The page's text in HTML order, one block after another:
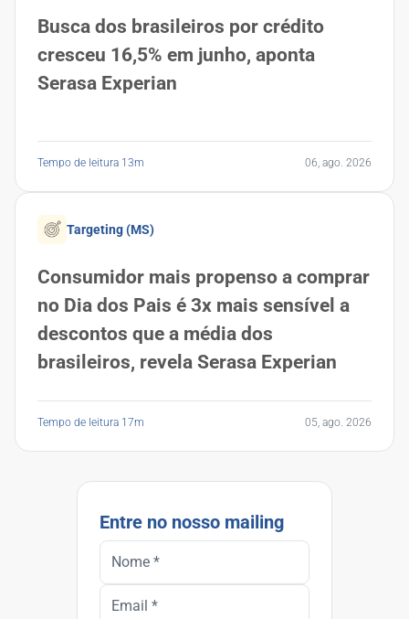
Busca dos brasileiros por crédito
cresceu 16,5% em junho, aponta
Serasa Experian
Tempo de leitura 13m 06, ago. 2026
Targeting (MS)
Consumidor mais propenso a comprar
no Dia dos Pais é 3x mais sensível a
descontos que a média dos
brasileiros, revela Serasa Experian
Tempo de leitura 17m 05, ago. 2026
Entre no nosso mailing